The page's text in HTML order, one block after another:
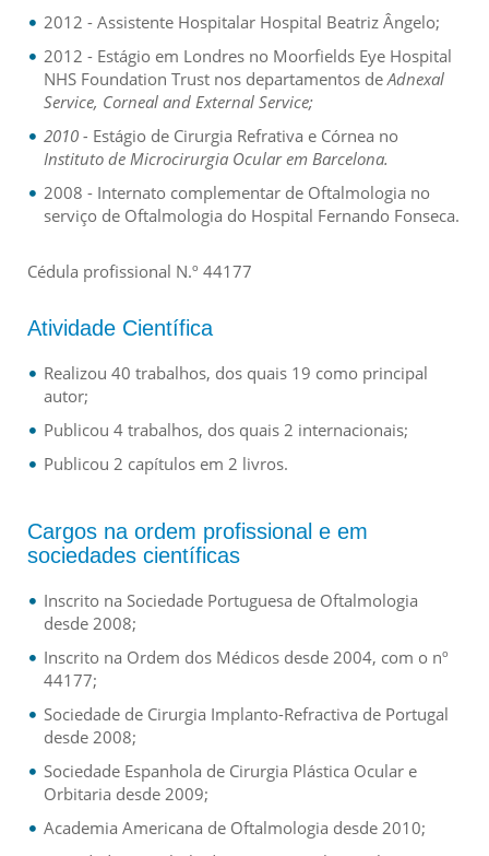
2012 - Assistente Hospitalar Hospital Beatriz Ângelo;
2012 - Estágio em Londres no Moorfields Eye Hospital
NHS Foundation Trust nos departamentos de Adnexal
Service, Corneal and External Service;
2010 - Estágio de Cirurgia Refrativa e Córnea no
Instituto de Microcirurgia Ocular em Barcelona.
2008 - Internato complementar de Oftalmologia no
serviço de Oftalmologia do Hospital Fernando Fonseca.
Cédula profissional N.º 44177
Atividade Científica
Realizou 40 trabalhos, dos quais 19 como principal
autor;
Publicou 4 trabalhos, dos quais 2 internacionais;
Publicou 2 capítulos em 2 livros.
Cargos na ordem profissional e em
sociedades científicas
Inscrito na Sociedade Portuguesa de Oftalmologia
desde 2008;
Inscrito na Ordem dos Médicos desde 2004, com o nº
44177;
Sociedade de Cirurgia Implanto-Refractiva de Portugal
desde 2008;
Sociedade Espanhola de Cirurgia Plástica Ocular e
Orbitaria desde 2009;
Academia Americana de Oftalmologia desde 2010;